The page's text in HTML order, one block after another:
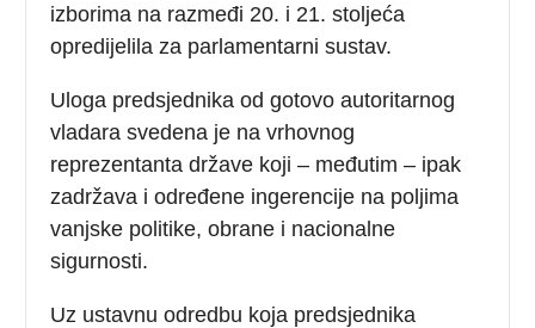
izborima na razmeđi 20. i 21. stoljeća
opredijelila za parlamentarni sustav.
Uloga predsjednika od gotovo autoritarnog
vladara svedena je na vrhovnog
reprezentanta države koji – međutim – ipak
zadržava i određene ingerencije na poljima
vanjske politike, obrane i nacionalne
sigurnosti.
Uz ustavnu odredbu koja predsjednika